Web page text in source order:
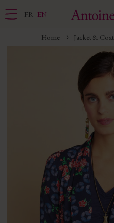
FR EN
Home Jacket & Coat